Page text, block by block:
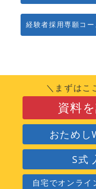
経験者採用専願コー
＼まずはこ
資料
おためし
S式
自宅でオンラ